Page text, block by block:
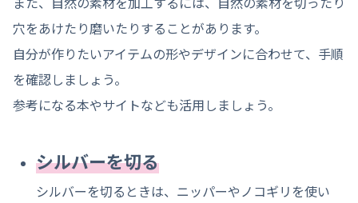
穴をあけたり磨いたりすることがあります。
自分が作りたいアイテムの形やデザインに合わせて、手順
を確認しましょう。
参考になる本やサイトなども活用しましょう。
シルバーを切る
シルバーを切るときは、ニッパーやノコギリを使い